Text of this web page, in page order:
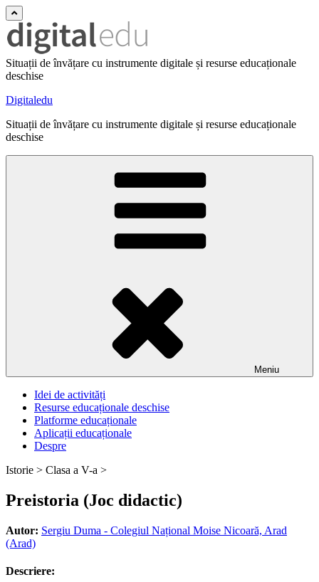
Situații de învățare cu instrumente digitale și resurse educaționale
deschise
Digitaledu
Situații de învățare cu instrumente digitale și resurse educaționale
deschise
Meniu
Idei de activități
Resurse educaționale deschise
Platforme educaționale
Aplicații educaționale
Despre
Istorie > Clasa a V-a >
Preistoria (Joc didactic)
Autor: Sergiu Duma - Colegiul Național Moise Nicoară, Arad
(Arad)
Descriere: